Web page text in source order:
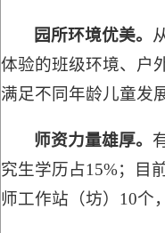
园所环境优美。
体验的班级环境、户
满足不同年龄儿童发
师资力量雄厚。
究生学历占15%；目
师工作站（坊）10个